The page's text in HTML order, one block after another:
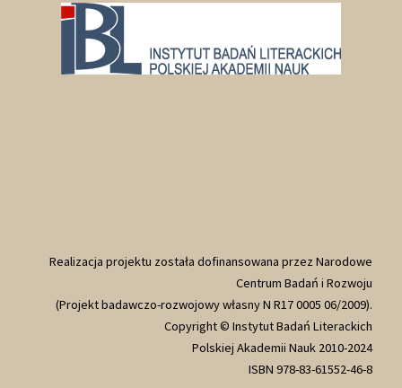
Realizacja projektu została dofinansowana przez Narodowe
Centrum Badań i Rozwoju
(Projekt badawczo-rozwojowy własny N R17 0005 06/2009).
Copyright © Instytut Badań Literackich
Polskiej Akademii Nauk 2010-2024
ISBN 978-83-61552-46-8